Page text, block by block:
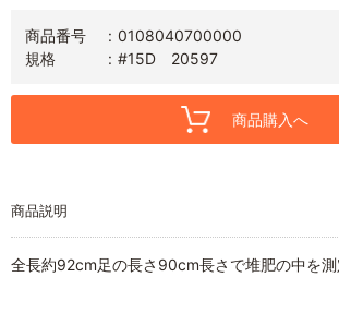
商品番号
0108040700000
規格
#15D 20597
商品購入へ
商品説明
全長約92cm足の長さ90cm長さで堆肥の中を測